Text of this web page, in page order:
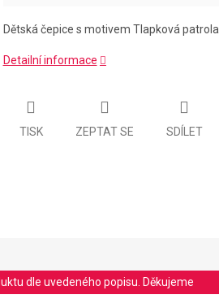
Dětská čepice s motivem Tlapková patrola
Detailní informace
TISK ZEPTAT SE SDÍLET
dle uvedeného popisu. Děkujeme